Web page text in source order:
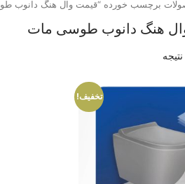
برچسب خورده “قیمت وال هنگ دانوب
هنگ دانوب طوسی مات
تخفیف!